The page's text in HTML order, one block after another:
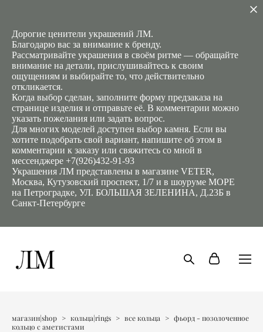
Дорогие ценители украшений ЛМ.
Благодарю вас за внимание к бренду.
Рассматривайте украшения в своём ритме — обращайте
внимание на детали, прислушивайтесь к своим
ощущениям и выбирайте то, что действительно
откликается.
Когда выбор сделан, заполните форму предзаказа на
странице изделия и отправьте её. В комментарии можно
указать пожелания или задать вопрос.
Для многих моделей доступен выбор камня. Если вы
хотите подобрать свой вариант, напишите об этом в
комментарии к заказу или свяжитесь со мной в
мессенджере +7(926)432-91-93
Украшения ЛМ представлены в магазине VETER,
Москва, Кутузовский проспект, 1/7 и в шоуруме MOРE
на Петроградке, УЛ. БОЛЬШАЯ ЗЕЛЕНИНА, Д.23Б в
Санкт-Петербурге
магазин|shop > кольца|rings > все кольца > фьорд - позолоченное
кольцо с аметистами